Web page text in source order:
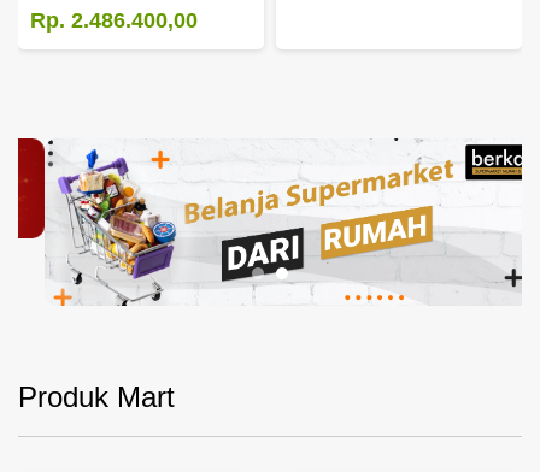
Rp. 2.486.400,00
Produk Mart